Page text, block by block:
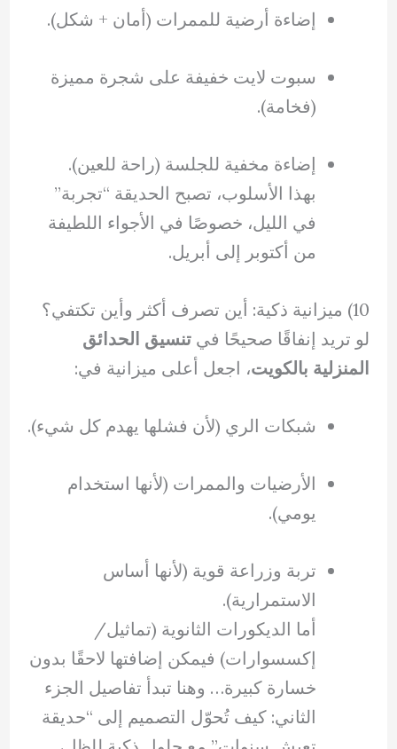
إضاءة أرضية للممرات (أمان + شكل).
سبوت لايت خفيفة على شجرة مميزة
(فخامة).
إضاءة مخفية للجلسة (راحة للعين).
بهذا الأسلوب، تصبح الحديقة “تجربة”
في الليل، خصوصًا في الأجواء اللطيفة
من أكتوبر إلى أبريل.
10) ميزانية ذكية: أين تصرف أكثر وأين تكتفي؟
لو تريد إنفاقًا صحيحًا في تنسيق الحدائق
المنزلية بالكويت، اجعل أعلى ميزانية في:
شبكات الري (لأن فشلها يهدم كل شيء).
الأرضيات والممرات (لأنها استخدام
يومي).
تربة وزراعة قوية (لأنها أساس
الاستمرارية).
أما الديكورات الثانوية (تماثيل/
إكسسوارات) فيمكن إضافتها لاحقًا بدون
خسارة كبيرة… وهنا تبدأ تفاصيل الجزء
الثاني: كيف تُحوّل التصميم إلى “حديقة